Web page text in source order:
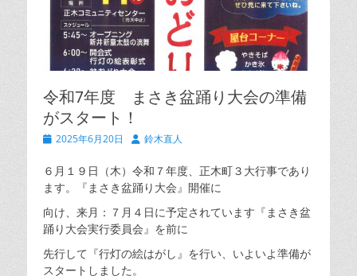
令和7年度 まさき盆踊り大会の準備
がスタート！
投
日
2025年6月20日
投
者
鈴木直人
６月１９日（木）令和７年度、正木町３大行事であり
ます。『まさき盆踊り大会』開催に
向け、来月：７月４日に予定されています『まさき盆
踊り大会実行委員会』を前に
先行して『行灯の絵はがし』を行い、いよいよ準備が
スタートしました。